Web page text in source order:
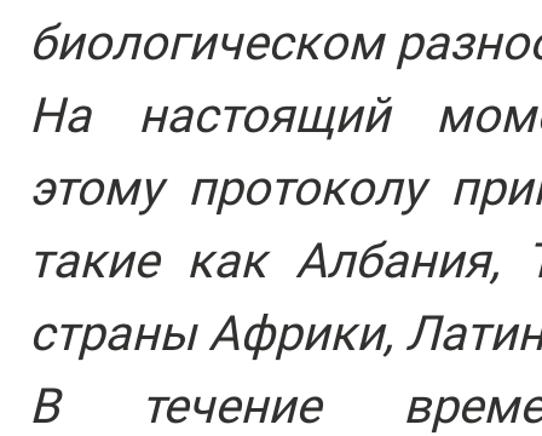
биологическом
На настоящий
этому протоколу
такие как Албания,
страны Африки,
В течение